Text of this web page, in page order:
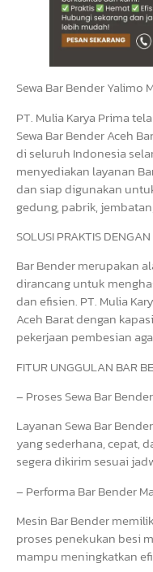
Sewa Bar Bender Yalimo
PT. Mulia Karya Prima
Sewa Bar Bender Aceh
di seluruh Indonesia
menyediakan layanan
dan siap digunakan
gedung, pabrik,
SOLUSI PRAKTIS
Bar Bender merupakan
dirancang untuk
dan efisien. PT. Mulia
Aceh Barat dengan
pekerjaan pembesian
FITUR UNGGULAN BAR
– Proses Sewa Bar
Layanan Sewa Bar
yang sederhana, cepat,
segera dikirim sesuai
– Performa Bar Bender
Mesin Bar Bender
proses penekukan besi
mampu meningkatkan